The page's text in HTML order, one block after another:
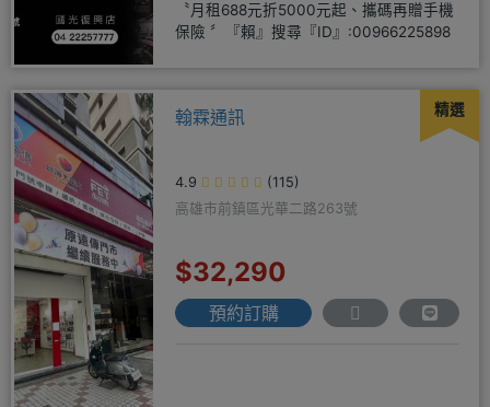
〝月租688元折5000元起、攜碼再贈手機
保險 〞『賴』搜尋『ID』:00966225898
精選
翰霖通訊
4.9
(115)
高雄市前鎮區光華二路263號
$32,290
預約訂購